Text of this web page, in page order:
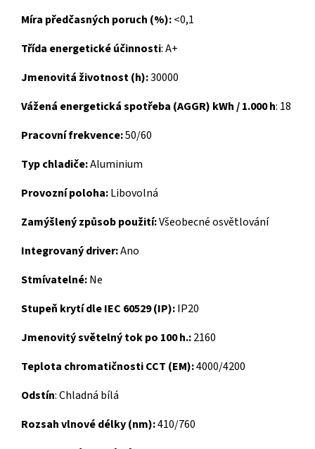
Míra předčasných poruch (%):<0,1
Třída energetické účinnosti: A+
Jmenovitá životnost (h):30000
Vážená energetická spotřeba (AGGR) kWh / 1.000 h: 18
Pracovní frekvence:50/60
Typ chladiče:Aluminium
Provozní poloha:Libovolná
Zamýšlený způsob použití:Všeobecné osvětlování
Integrovaný driver:Ano
Stmívatelné:Ne
Stupeň krytí dle IEC 60529 (IP):IP20
Jmenovitý světelný tok po 100 h.:2160
Teplota chromatičnosti CCT (EM):4000/4200
Odstín: Chladná bílá
Rozsah vlnové délky (nm):410/760